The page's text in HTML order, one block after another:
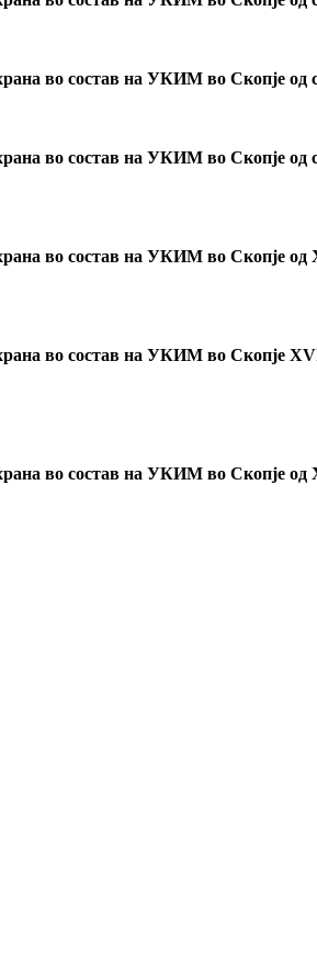
во состав на УКИМ во Скопје од
во состав на УКИМ во Скопје од
во состав на УКИМ во Скопје
во состав на УКИМ во Скопје
во состав на УКИМ во Скопје